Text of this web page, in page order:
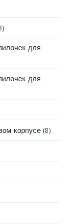
для
для
корпусе (8)